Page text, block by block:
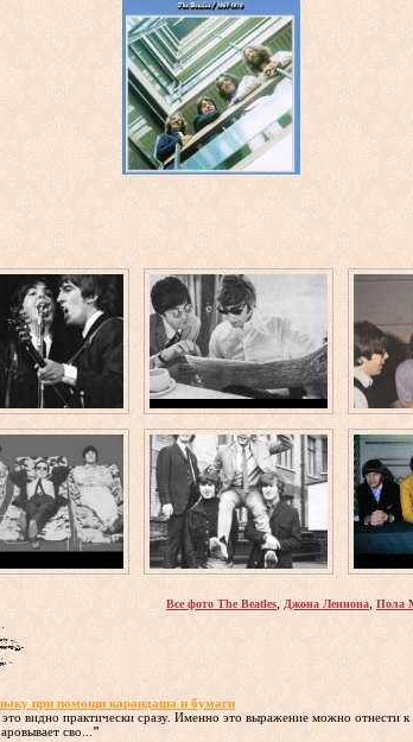
Все фото The Beatles, Джона Леннона, Пола
при помощи карандаша и бумаги
это видно практически сразу. Именно это выражение можно
сво... "